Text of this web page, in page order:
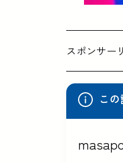
スポンサー
こ